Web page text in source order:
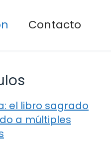
Contacto
el libro sagrado
a múltiples